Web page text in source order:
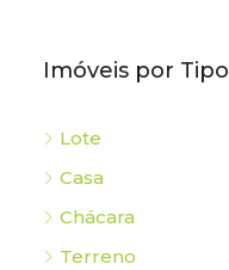
Imóveis por Tipo
Lote
Casa
Chácara
Terreno